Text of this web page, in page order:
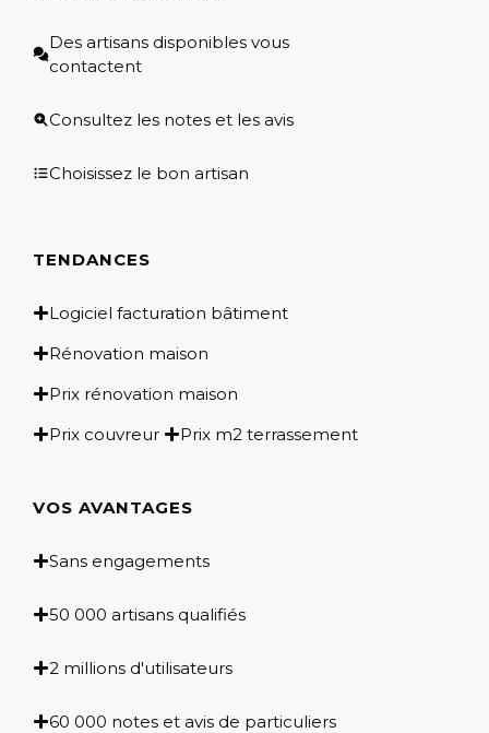
Des artisans disponibles vous
contactent
Consultez les notes et les avis
Choisissez le bon artisan
TENDANCES
Logiciel facturation bâtiment
Rénovation maison
Prix rénovation maison
Prix couvreur
Prix m2 terrassement
VOS AVANTAGES
Sans engagements
50 000 artisans qualifiés
2 millions d'utilisateurs
60 000 notes et avis de particuliers